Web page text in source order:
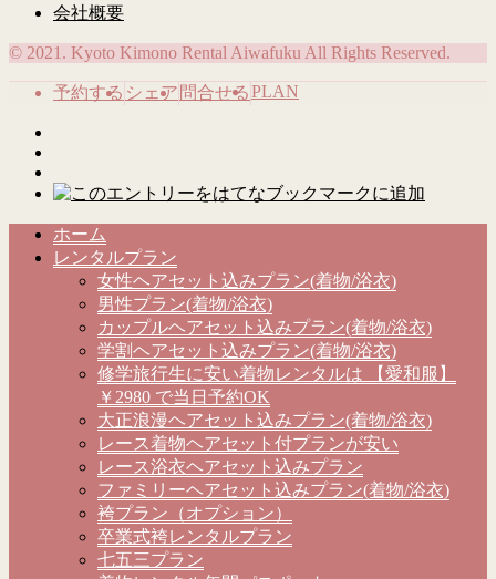
会社概要
© 2021. Kyoto Kimono Rental Aiwafuku All Rights Reserved.
予約する シェア 問合せるPLAN
ホーム
レンタルプラン
女性ヘアセット込みプラン(着物/浴衣)
男性プラン(着物/浴衣)
カップルヘアセット込みプラン(着物/浴衣)
学割ヘアセット込みプラン(着物/浴衣)
修学旅行生に安い着物レンタルは 【愛和服】
￥2980 で当日予約OK
大正浪漫ヘアセット込みプラン(着物/浴衣)
レース着物ヘアセット付プランが安い
レース浴衣ヘアセット込みプラン
ファミリーヘアセット込みプラン(着物/浴衣)
袴プラン（オプション）
卒業式袴レンタルプラン
七五三プラン